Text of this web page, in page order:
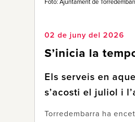
Foto: Ajuntament de
02 de juny del 2026
S’inicia la
Els serveis en
s’acosti el juliol i
Torredembarra ha